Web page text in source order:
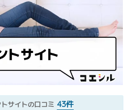
サイトの口コミ 43件